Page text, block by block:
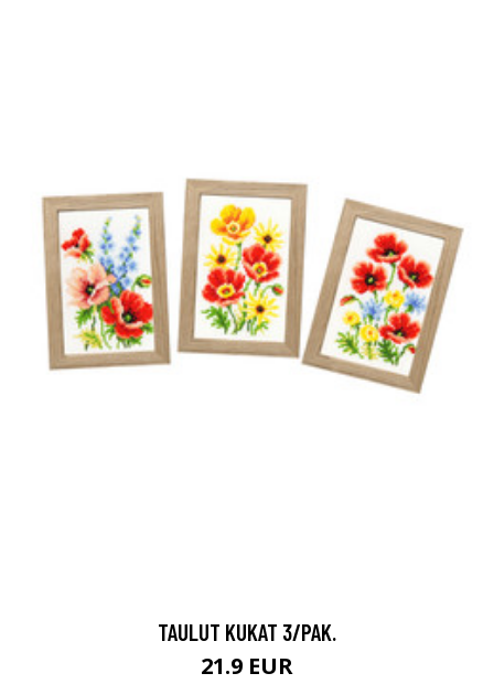
TAULUT KUKAT 3/PAK.
21.9 EUR